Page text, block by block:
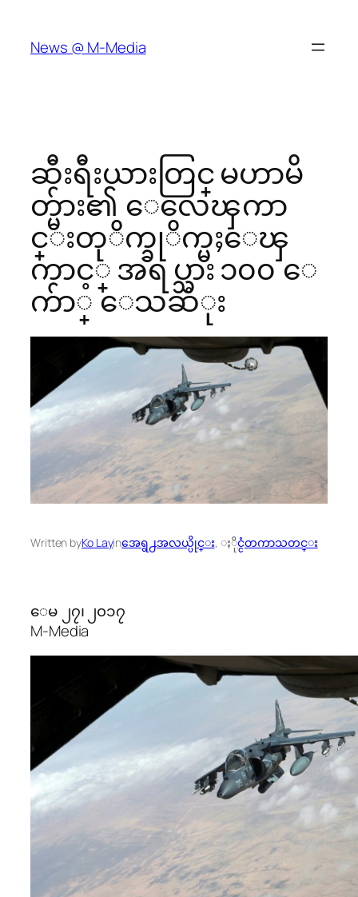
content
News @ M-Media
ဆီးရီးယားတြင္ မဟာမိ
တ္မ်ား၏ ေလေၾကာ
င္းတုိက္ခုိက္မႈေၾ
ကာင့္ အရပ္သား ၁၀၀ ေ
က်ာ္ ေသဆံုး
Written byKo Layinအေရွ႕အလယ္ပိုင္း, ႏိုင္ငံတကာသတင္း
ေမ ၂၇၊ ၂၀၁၇
M-Media